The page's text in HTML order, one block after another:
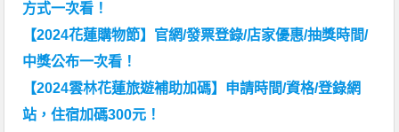
方式一次看！
【2024花蓮購物節】官網/發票登錄/店家優惠/抽獎時間/
中獎公布一次看！
【2024雲林花蓮旅遊補助加碼】申請時間/資格/登錄網
站，住宿加碼300元！